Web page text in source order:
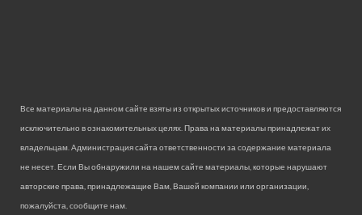
Все материалы на данном сайте взяты из открытых источников и предоставляются
исключительно в ознакомительных целях. Права на материалы принадлежат их
владельцам. Администрация сайта ответственности за содержание материала
не несет. Если Вы обнаружили на нашем сайте материалы, которые нарушают
авторские права, принадлежащие Вам, Вашей компании или организации,
пожалуйста, сообщите нам.